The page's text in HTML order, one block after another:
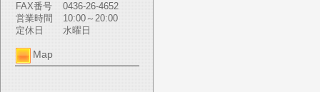
FAX番号
0436-26-4652
営業時間
10:00～20:00
定休日
水曜日
Map